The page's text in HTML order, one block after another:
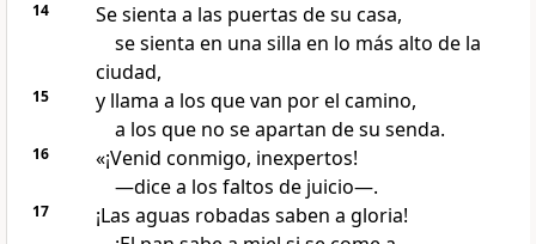
14
Se sienta a las puertas de su casa,
se sienta en una silla en lo más alto de la
ciudad,
15
y llama a los que van por el camino,
a los que no se apartan de su senda.
16
«¡Venid conmigo, inexpertos!
—dice a los faltos de juicio—.
17
¡Las aguas robadas saben a gloria!